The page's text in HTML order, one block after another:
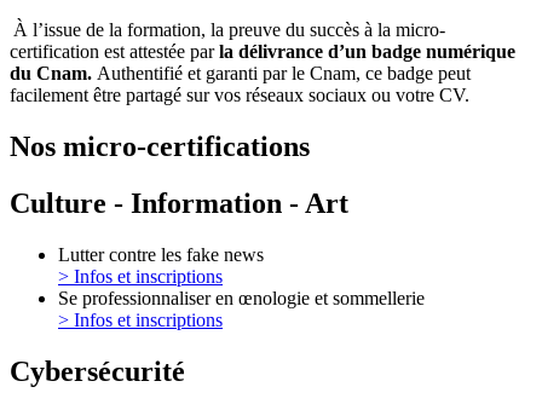
À l’issue de la formation, la preuve du succès à la micro-
certification est attestée parla délivrance d’un badge numérique
du Cnam. Authentifié et garanti par le Cnam, ce badge peut
facilement être partagé sur vos réseaux sociaux ou votre CV.
Nos micro-certifications
Culture - Information - Art
Lutter contre les fake news
> Infos et inscriptions
Se professionnaliser en œnologie et sommellerie
> Infos et inscriptions
Cybersécurité